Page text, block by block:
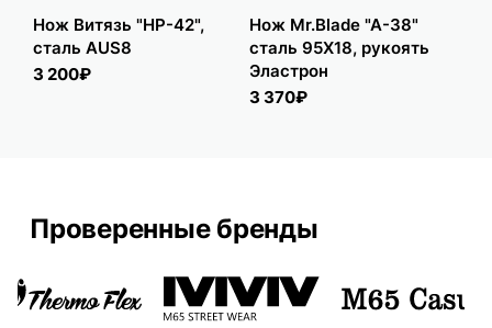
Нож Витязь "НР-42",
сталь AUS8
3 200₽
Нож Mr.Blade "A-38"
сталь 95Х18, рукоять
Эластрон
3 370₽
Проверенные бренды